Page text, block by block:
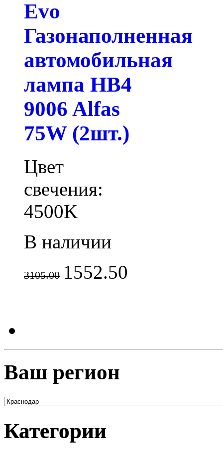
Evo
Газонаполненная
автомобильная
лампа HB4
9006 Alfas
75W (2шт.)
Цвет
свечения:
4500K
В наличии
3105.00 1552.50
Ваш регион
Категории